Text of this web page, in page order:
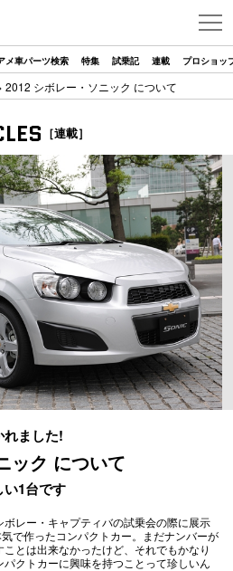
メ車パーツ検索 特集 試乗記 連載 プロショッ
2012 シボレー・ソニック について
［連載］
ました!
ック について
1台です
レー・キャプティバの試乗会の際に展示
で作ったコンパクトカー。まだナンバーが
とは出来なかったけど、それでもかなり
クトカーに興味を持つことって珍しいん